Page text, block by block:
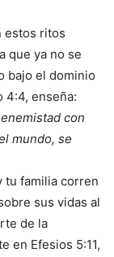
estos ritos
que ya no se
bajo el dominio
4:4, enseña:
con
mundo, se
tu familia corren
sus vidas al
de la
en Efesios 5:11,